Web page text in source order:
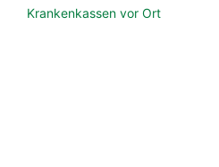
Krankenkassen vor Ort